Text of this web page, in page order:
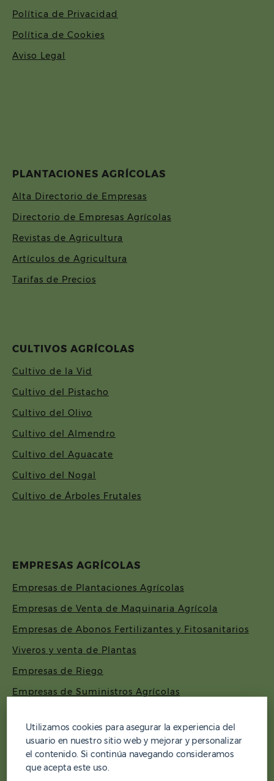
Política de Privacidad
Política de Cookies
Aviso Legal
PLANTACIONES AGRÍCOLAS
Alta Directorio de Empresas
Directorio de Empresas Agrícolas
Revistas de Agricultura
Artículos de Agricultura
Tarifas de Precios
CULTIVOS AGRÍCOLAS
Cultivo de la Vid
Cultivo del Pistacho
Cultivo del Olivo
Cultivo del Almendro
Cultivo del Aguacate
Cultivo del Nogal
Cultivo de Árboles Frutales
EMPRESAS AGRÍCOLAS
Empresas de Plantaciones Agrícolas
Empresas de Venta de Maquinaria Agrícola
Empresas de Abonos Fertilizantes y Fitosanitarios
Viveros y venta de Plantas
Empresas de Riego
Empresas de Suministros Agrícolas
Empresas de Agricultura de precisión
Laboratorios de Análisis Agrícolas
Utilizamos cookies para asegurar la experiencia del
usuario en nuestro sitio web y mejorar y personalizar
el contenido. Si continúa navegando consideramos
que acepta este uso.